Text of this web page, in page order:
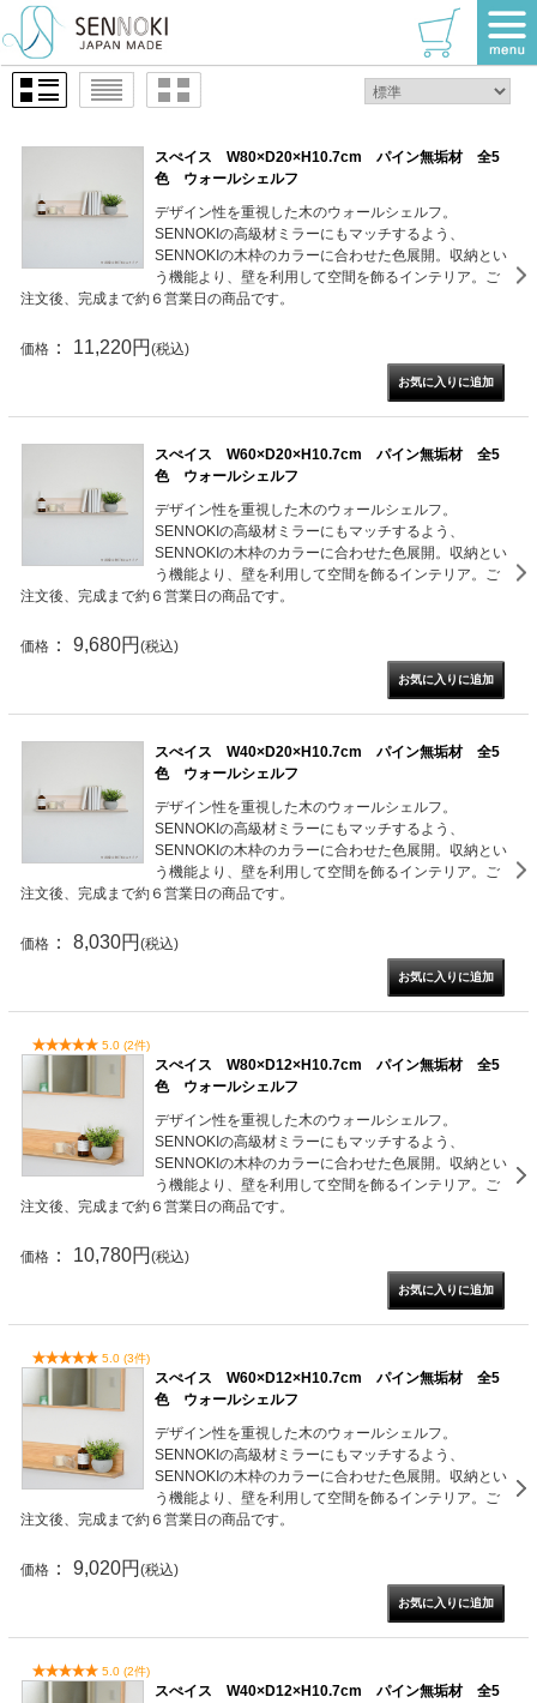
TOP >
スぺイス W80×D20×H10.7cm パイン無垢材 全5
色 ウォールシェルフ
デザイン性を重視した木のウォールシェルフ。
SENNOKIの高級材ミラーにもマッチするよう、
SENNOKIの木枠のカラーに合わせた色展開。収納とい
う機能より、壁を利用して空間を飾るインテリア。ご
注文後、完成まで約６営業日の商品です。
価格 ： 11,220円 (税込)
スぺイス W60×D20×H10.7cm パイン無垢材 全5
色 ウォールシェルフ
デザイン性を重視した木のウォールシェルフ。
SENNOKIの高級材ミラーにもマッチするよう、
SENNOKIの木枠のカラーに合わせた色展開。収納とい
う機能より、壁を利用して空間を飾るインテリア。ご
注文後、完成まで約６営業日の商品です。
価格 ： 9,680円 (税込)
スぺイス W40×D20×H10.7cm パイン無垢材 全5
色 ウォールシェルフ
デザイン性を重視した木のウォールシェルフ。
SENNOKIの高級材ミラーにもマッチするよう、
SENNOKIの木枠のカラーに合わせた色展開。収納とい
う機能より、壁を利用して空間を飾るインテリア。ご
注文後、完成まで約６営業日の商品です。
価格 ： 8,030円 (税込)
5.0 (2件)
スぺイス W80×D12×H10.7cm パイン無垢材 全5
色 ウォールシェルフ
デザイン性を重視した木のウォールシェルフ。
SENNOKIの高級材ミラーにもマッチするよう、
SENNOKIの木枠のカラーに合わせた色展開。収納とい
う機能より、壁を利用して空間を飾るインテリア。ご
注文後、完成まで約６営業日の商品です。
価格 ： 10,780円 (税込)
5.0 (3件)
スぺイス W60×D12×H10.7cm パイン無垢材 全5
色 ウォールシェルフ
デザイン性を重視した木のウォールシェルフ。
SENNOKIの高級材ミラーにもマッチするよう、
SENNOKIの木枠のカラーに合わせた色展開。収納とい
う機能より、壁を利用して空間を飾るインテリア。ご
注文後、完成まで約６営業日の商品です。
価格 ： 9,020円 (税込)
5.0 (2件)
スぺイス W40×D12×H10.7cm パイン無垢材 全5